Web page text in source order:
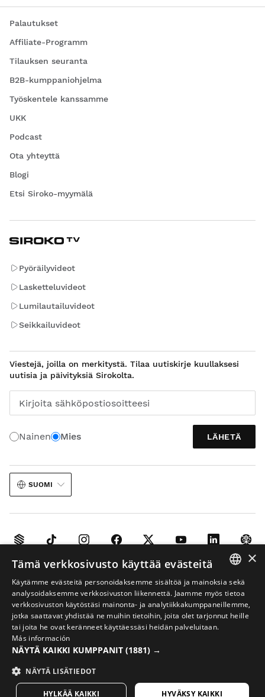
Palautukset
Affiliate-Programm
Tilauksen seuranta
B2B-kumppaniohjelma
Työskentele kanssamme
UKK
Podcast
Ota yhteyttä
Blogi
Etsi Siroko-myymälä
Pyöräilyvideot
Lasketteluvideot
Lumilautailuvideot
Seikkailuvideot
Viestejä, joilla on merkitystä. Tilaa uutiskirje kuullaksesi
uutisia ja päivityksiä Sirokolta.
Kirjoita sähköpostiosoitteesi
Nainen Mies LÄHETÄ
SUOMI
Oikeudellinen huomautus Evästeet Verkkokaupan käyttöehdot
Tekoäly kuvissa Sivukartta
© 2026 Siroko
ENGLISH
GREEK
FINNISH
×
Tämä verkkosivusto käyttää evästeitä
Käytämme evästeitä personoidaksemme sisältöä ja mainoksia sekä
analysoidaksemme verkkosivuston liikennettä. Jaamme myös tietoa
verkkosivuston käytöstäsi mainonta- ja analytiikkakumppaneillemme,
jotka saattavat yhdistää ne muihin tietoihin, joita olet tarjonnut heille
tai joita he ovat keränneet käyttäessäsi heidän palveluitaan.
Más información
NÄYTÄ KAIKKI KUMPPANIT (1881) →
NÄYTÄ LISÄTIEDOT
HYVÄKSY KAIKKI
HYLKÄÄ KAIKKI